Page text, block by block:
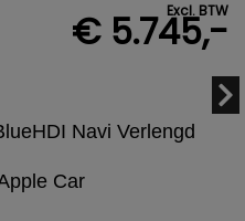
Excl. BTW
€ 5.745,-
Navi Verlengd
Car